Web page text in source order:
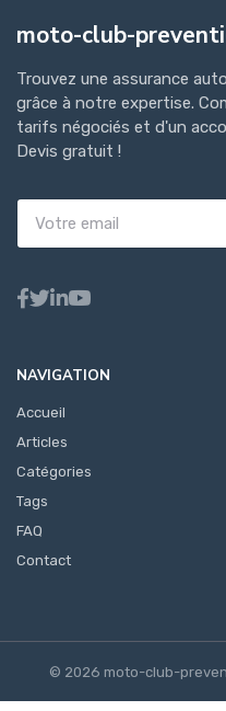
moto-club-
Trouvez une assurance
grâce à notre expertise.
tarifs négociés et d'un
Devis gratuit !
NAVIGATION
Accueil
Articles
Catégories
Tags
FAQ
Contact
© 2026 moto-club-